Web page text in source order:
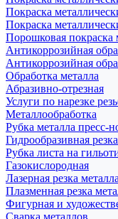
Покраска
Покраска
Порошковая покраска
Антикоррозийная
Антикоррозийная
Обработка металла
Абразивно-отрезная
Услуги по нарезке
Металлообработка
Рубка металла пресс-
Гидрообразивная
Рубка листа на
Газокислородная
Лазерная резка металла
Плазменная резка
Фигурная и
Сварка металлов